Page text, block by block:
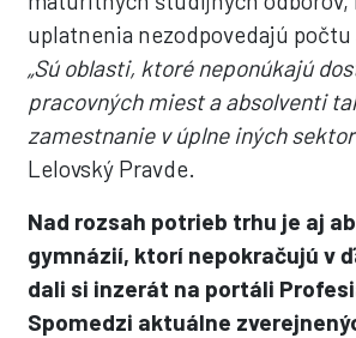
uplatnenia nezodpovedajú počtu
„Sú oblasti, ktoré neponúkajú
pracovných miest a absolventi
zamestnanie v úplne iných
Lelovský Pravde.
Nad rozsah potrieb trhu je aj
gymnázií, ktorí nepokračujú v
dali si inzerát na portáli
Spomedzi aktuálne